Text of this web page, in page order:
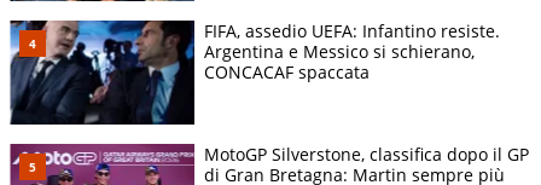
FIFA, assedio UEFA: Infantino resiste.
Argentina e Messico si schierano,
CONCACAF spaccata
MotoGP Silverstone, classifica dopo il GP
di Gran Bretagna: Martin sempre più